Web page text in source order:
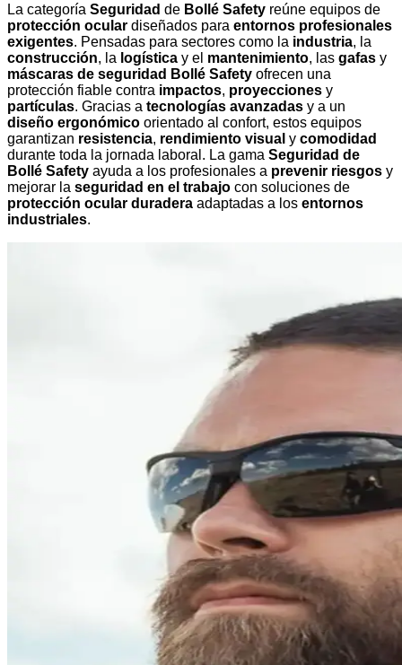
La categoría Seguridad de Bollé Safety reúne equipos de
protección ocular diseñados para entornos profesionales
exigentes. Pensadas para sectores como la industria, la
construcción, la logística y el mantenimiento, las gafas y
máscaras de seguridad Bollé Safety ofrecen una
protección fiable contra impactos, proyecciones y
partículas. Gracias a tecnologías avanzadas y a un
diseño ergonómico orientado al confort, estos equipos
garantizan resistencia, rendimiento visual y comodidad
durante toda la jornada laboral. La gama Seguridad de
Bollé Safety ayuda a los profesionales a prevenir riesgos y
mejorar la seguridad en el trabajo con soluciones de
protección ocular duradera adaptadas a los entornos
industriales.